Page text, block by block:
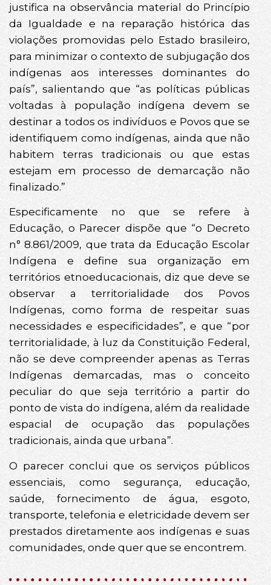
justifica na observância material do Princípio
da Igualdade e na reparação histórica das
violações promovidas pelo Estado brasileiro,
para minimizar o contexto de subjugação dos
indígenas aos interesses dominantes do
país”, salientando que “as políticas públicas
voltadas à população indígena devem se
destinar a todos os indivíduos e Povos que se
identifiquem como indígenas, ainda que não
habitem terras tradicionais ou que estas
estejam em processo de demarcação não
finalizado.”
Especificamente no que se refere à
Educação, o Parecer dispõe que “o Decreto
n° 8.861/2009, que trata da Educação Escolar
Indígena e define sua organização em
territórios etnoeducacionais, diz que deve se
observar a territorialidade dos Povos
Indígenas, como forma de respeitar suas
necessidades e especificidades”, e que “por
territorialidade, à luz da Constituição Federal,
não se deve compreender apenas as Terras
Indígenas demarcadas, mas o conceito
peculiar do que seja território a partir do
ponto de vista do indígena, além da realidade
espacial de ocupação das populações
tradicionais, ainda que urbana”.
O parecer conclui que os serviços públicos
essenciais, como segurança, educação,
saúde, fornecimento de água, esgoto,
transporte, telefonia e eletricidade devem ser
prestados diretamente aos indígenas e suas
comunidades, onde quer que se encontrem.